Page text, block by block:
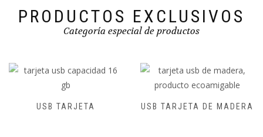
PRODUCTOS EXCLUSIVOS
Categoría especial de productos
USB TARJETA DE MADERA
TAZA VINTAGE